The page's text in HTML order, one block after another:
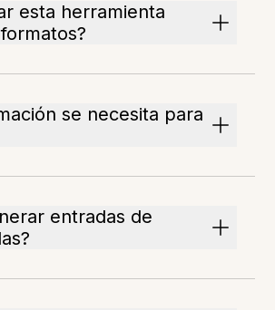
esta herramienta
se necesita para
entradas de